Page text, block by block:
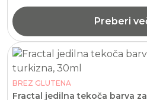
Preberi
BREZ GLUTENA
Fractal jedilna tekoča barva